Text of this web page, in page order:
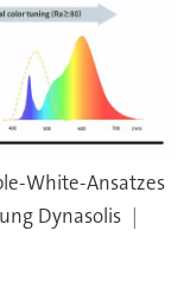
White-Ansatzes
Dynasolis